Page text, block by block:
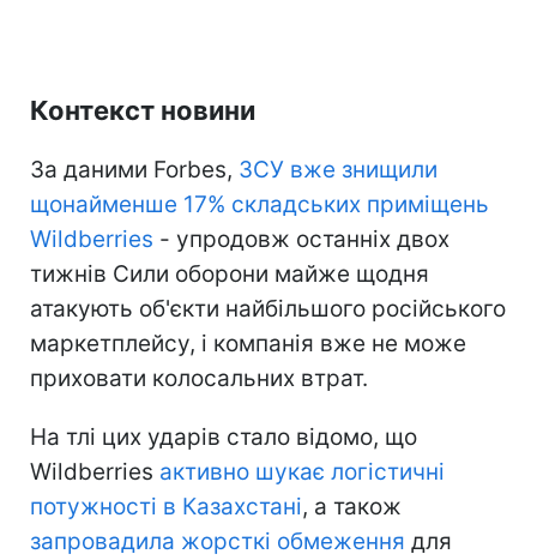
Контекст новини
За даними Forbes, ЗСУ вже знищили
щонайменше 17% складських приміщень
Wildberries - упродовж останніх двох
тижнів Сили оборони майже щодня
атакують об'єкти найбільшого російського
маркетплейсу, і компанія вже не може
приховати колосальних втрат.
На тлі цих ударів стало відомо, що
Wildberries активно шукає логістичні
потужності в Казахстані, а також
запровадила жорсткі обмеження для